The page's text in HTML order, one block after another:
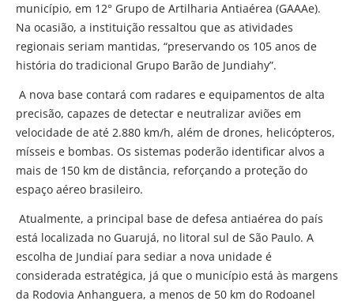
município, em 12° Grupo de Artilharia Antiaérea (GAAAe).
Na ocasião, a instituição ressaltou que as atividades
regionais seriam mantidas, “preservando os 105 anos de
história do tradicional Grupo Barão de Jundiahy”.
A nova base contará com radares e equipamentos de alta
precisão, capazes de detectar e neutralizar aviões em
velocidade de até 2.880 km/h, além de drones, helicópteros,
mísseis e bombas. Os sistemas poderão identificar alvos a
mais de 150 km de distância, reforçando a proteção do
espaço aéreo brasileiro.
Atualmente, a principal base de defesa antiaérea do país
está localizada no Guarujá, no litoral sul de São Paulo. A
escolha de Jundiaí para sediar a nova unidade é
considerada estratégica, já que o município está às margens
da Rodovia Anhanguera, a menos de 50 km do Rodoanel